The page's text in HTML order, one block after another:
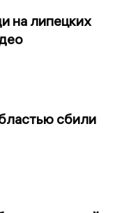
на липецких
сбили